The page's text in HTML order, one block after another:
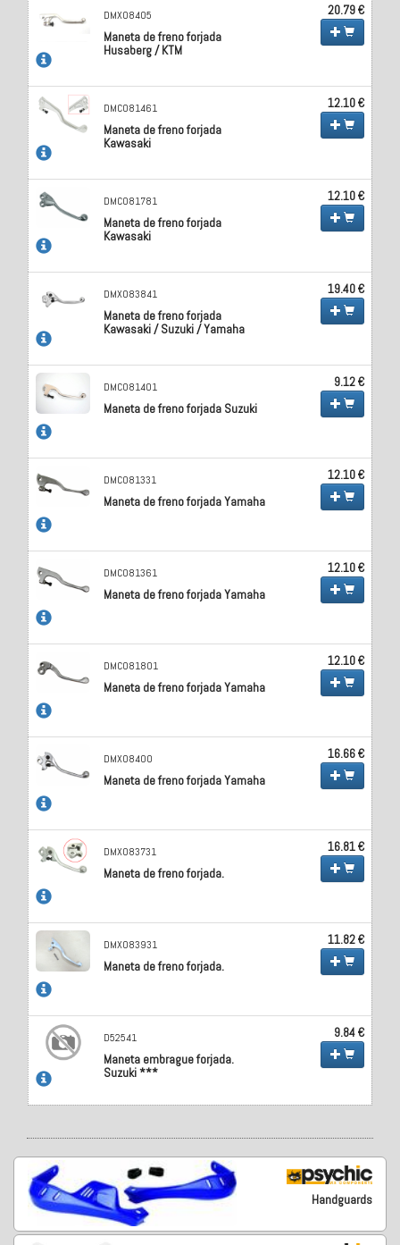
DMX08405
Maneta de freno forjada
Husaberg / KTM
20.79 €
DMC081461
Maneta de freno forjada
Kawasaki
12.10 €
DMC081781
Maneta de freno forjada
Kawasaki
12.10 €
DMX083841
Maneta de freno forjada
Kawasaki / Suzuki / Yamaha
19.40 €
DMC081401
Maneta de freno forjada Suzuki
9.12 €
DMC081331
Maneta de freno forjada Yamaha
12.10 €
DMC081361
Maneta de freno forjada Yamaha
12.10 €
DMC081801
Maneta de freno forjada Yamaha
12.10 €
DMX08400
Maneta de freno forjada Yamaha
16.66 €
DMX083731
Maneta de freno forjada.
16.81 €
DMX083931
Maneta de freno forjada.
11.82 €
D52541
Maneta embrague forjada.
Suzuki ***
9.84 €
Handguards